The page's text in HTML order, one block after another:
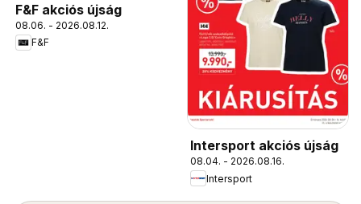
F&F akciós újság
08.06. - 2026.08.12.
F&F
Intersport akciós újság
08.04. - 2026.08.16.
Intersport